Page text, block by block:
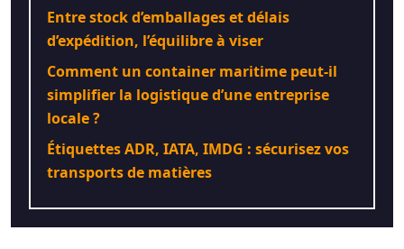
Entre stock d’emballages et délais
d’expédition, l’équilibre à viser
Comment un container maritime peut-il
simplifier la logistique d’une entreprise
locale ?
Étiquettes ADR, IATA, IMDG : sécurisez vos
transports de matières